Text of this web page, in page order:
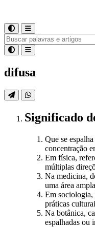
difusa
Significado
Que se
concentração
Em física,
múltiplas
Na medicina,
uma área
Em sociologia,
práticas
Na botânica,
espalhadas ou